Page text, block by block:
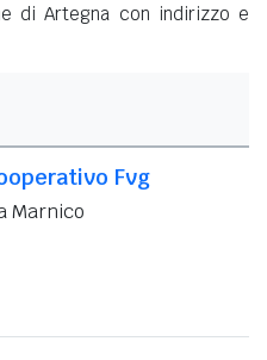
di Artegna con indirizzo e
Fvg
Marnico